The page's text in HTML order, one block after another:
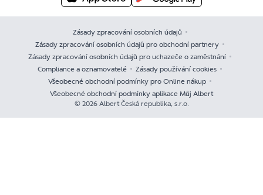
Zásady zpracování osobních údajů
Zásady zpracování osobních údajů pro obchodní partnery
Zásady zpracování osobních údajů pro uchazeče o zaměstnání
Compliance a oznamovatelé
Zásady používání cookies
Všeobecné obchodní podmínky pro Online nákup
Všeobecné obchodní podmínky aplikace Můj Albert
© 2026 Albert Česká republika, s.r.o.